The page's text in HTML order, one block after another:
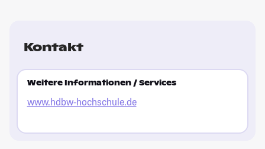
Kontakt
Weitere Informationen / Services
www.hdbw-hochschule.de